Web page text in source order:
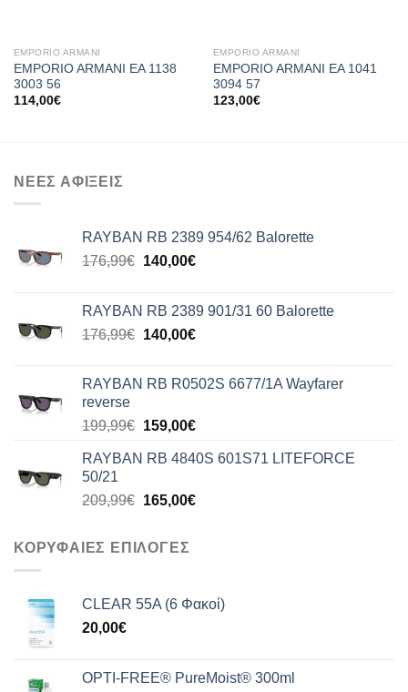
EMPORIO ARMANI
EMPORIO ARMANI EA 1138
3003 56
114,00€
EMPORIO ARMANI
EMPORIO ARMANI EA 1041
3094 57
123,00€
ΝΕΕΣ ΑΦΙΞΕΙΣ
RAYBAN RB 2389 954/62 Balorette
176,99€ Original
176,99€.
140,00€Η
είναι:
140,00€.
RAYBAN RB 2389 901/31 60 Balorette
176,99€ Original
176,99€.
140,00€Η
είναι:
RAYBAN RB R0502S 6677/1A Wayfarer
reverse
199,99€ Original
was:
159,00€Η
τιμή
159,00€.
RAYBAN RB 4840S 601S71 LITEFORCE
50/21
209,99€ Original
209,99€.
165,00€Η
ΚΟΡΥΦΑΙΕΣ ΕΠΙΛΟΓΕΣ
CLEAR 55A (6 Φακοί)
20,00€
OPTI-FREE® PureMoist® 300ml